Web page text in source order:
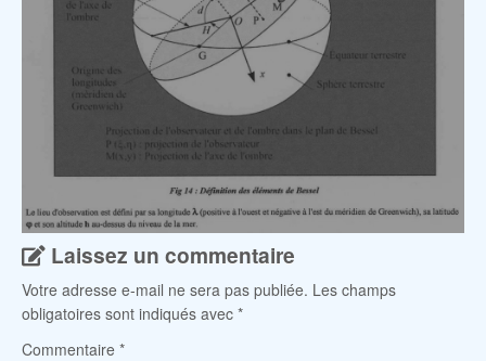
Laissez un commentaire
Votre adresse e-mail ne sera pas publiée. Les champs
obligatoires sont indiqués avec *
Commentaire *